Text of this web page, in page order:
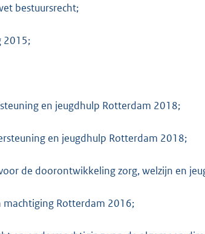
e
bestuursrecht;
2015;
en jeugdhulp Rotterdam 2018;
en jeugdhulp Rotterdam 2018;
de doorontwikkeling zorg, welzijn en
Rotterdam 2016;